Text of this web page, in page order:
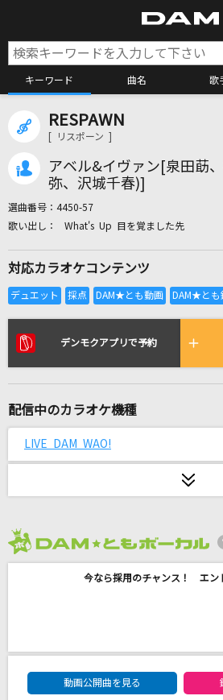
キーワード 曲名 歌
カラオケ店舗検
カラオケリクエス
全国りれき
ロメオ(ビデオクリップバージ
残酷な天使のテーゼ
高橋洋子
あなたに逢いたくて2004
瞳をとじて
平井堅
RESPAWN
[ リスポーン ]
アベル&イヴァン[泉田莇
弥、沢城千春)]
選曲番号： 4450-57
What's Up 目を覚ました先
対応カラオケコンテンツ
デンモクアプリで予約
配信中のカラオケ機種
LIVE DAM WAO!
今なら採用のチャンス！ エン
DAM★ともボーカルエントリ
動画公開曲を見る